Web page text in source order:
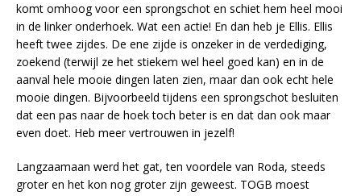
komt omhoog voor een sprongschot en schiet hem heel mooi
in de linker onderhoek. Wat een actie! En dan heb je Ellis. Ellis
heeft twee zijdes. De ene zijde is onzeker in de verdediging,
zoekend (terwijl ze het stiekem wel heel goed kan) en in de
aanval hele mooie dingen laten zien, maar dan ook echt hele
mooie dingen. Bijvoorbeeld tijdens een sprongschot besluiten
dat een pas naar de hoek toch beter is en dat dan ook maar
even doet. Heb meer vertrouwen in jezelf!
Langzaamaan werd het gat, ten voordele van Roda, steeds
groter en het kon nog groter zijn geweest. TOGB moest